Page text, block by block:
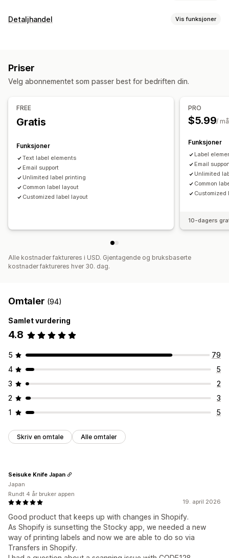
Administrasjon av strekkoder
SKU-administrasjon
Auto-generation
Massegenerering
Tilpassede maler
Etikettutskrifter
Massetrykk
Tilpassede elementer
Detaljhandel Vis funksjoner
Priser
Velg abonnementet som passer best for bedriften din.
FREE
Gratis
Funksjoner
Text label elements
Email support
Unlimited label printing
Common label layout
Customized label layout
PRO
$5.99/
Funksjoner
Label
Email
Unlimited
Common
Customized
10-dagers
Alle kostnader faktureres i USD. Gjentagende og bruksbaserte
kostnader faktureres hver 30. dag.
Omtaler (94)
Samlet vurdering
4.8
5
79
4
5
3
2
2
3
1
5
Skriv en omtale Alle omtaler
19. april 2026
Good product that keeps up with changes in Shopify.
As Shopify is sunsetting the Stocky app, we needed a new
way of printing labels and now we are able to do so via
Transfers in Shopify.
Seisuke Knife Japan
Japan
Rundt 4 år bruker appen